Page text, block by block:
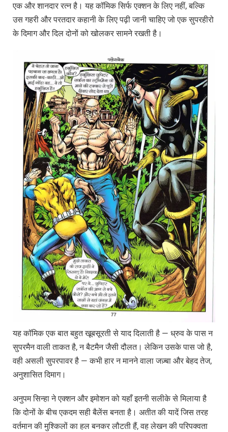
एक और शानदार रत्न है। यह कॉमिक सिर्फ एक्शन के लिए नहीं, बल्कि
उस गहरी और परतदार कहानी के लिए पढ़ी जानी चाहिए जो एक सुपरहीरो
के दिमाग और दिल दोनों को खोलकर सामने रखती है।
यह कॉमिक एक बात बहुत खूबसूरती से याद दिलाती है — ध्रुव के पास न
सुपरमैन वाली ताकत है, न बैटमैन जैसी दौलत। लेकिन उसके पास जो है,
वही असली सुपरपावर है — कभी हार न मानने वाला जज़्बा और बेहद तेज,
अनुशासित दिमाग।
अनुपम सिन्हा ने एक्शन और इमोशन को यहाँ इतनी सलीके से मिलाया है
कि दोनों के बीच एकदम सही बैलेंस बनता है। अतीत की यादें जिस तरह
वर्तमान की मुश्किलों का हल बनकर लौटती हैं, वह लेखन की परिपक्वता